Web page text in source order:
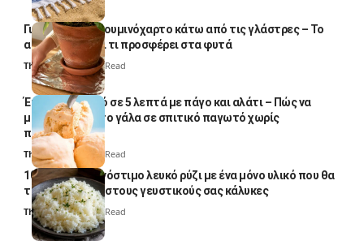
Γιατί βάζουν αλουμινόχαρτο κάτω από τις γλάστρες – Το
απλό κόλπο και τι προσφέρει στα φυτά
Thali Ombre4 Min Read
Έτοιμο παγωτό σε 5 λεπτά με πάγο και αλάτι – Πώς να
μετατρέψετε το γάλα σε σπιτικό παγωτό χωρίς
παγωτομηχανή
Thali Ombre 4 Min Read
10 φορές ποιο νόστιμο λευκό ρύζι με ένα μόνο υλικό που θα
το απογειώσει στους γευστικούς σας κάλυκες
Thali Ombre4 Min Read